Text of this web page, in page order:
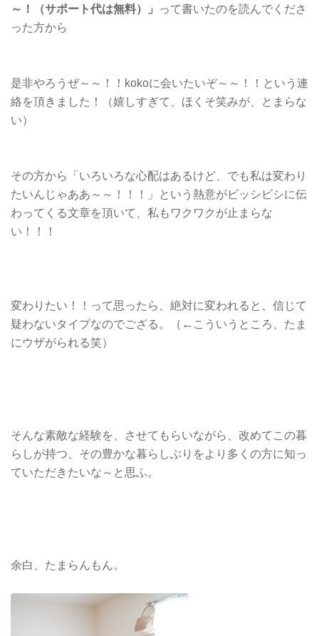
～！（サポート代は無料）」
って書いたのを読んでくださ
った方から
是非やろうぜ～～！！kokoに会いたいぞ～～！！という連
絡を頂きました！（嬉しすぎて、ほくそ笑みが、とまらな
い）
その方から「いろいろな心配はあるけど、でも私は変わり
たいんじゃああ～～！！！」という熱意がビッシビシに伝
わってくる文章を頂いて、私もワクワクが止まらな
い！！！
変わりたい！！って思ったら、絶対に変われると、信じて
疑わないタイプなのでござる。（←こういうところ、たま
にウザがられる笑）
そんな素敵な経験を、させてもらいながら、改めてこの暮
らしが持つ、その豊かな暮らしぶりをより多くの方に知っ
ていただきたいな～と思ふ。
余白、たまらんもん。